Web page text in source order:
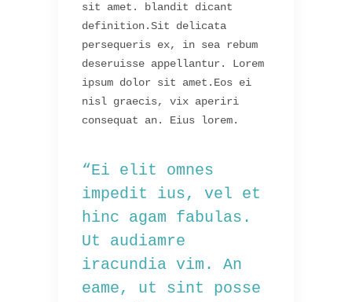
sit amet. blandit dicant
definition.Sit delicata
persequeris ex, in sea rebum
deseruisse appellantur. Lorem
ipsum dolor sit amet.Eos ei
nisl graecis, vix aperiri
consequat an. Eius lorem.
“Ei elit omnes
impedit ius, vel et
hinc agam fabulas.
Ut audiamre
iracundia vim. An
eame, ut sint posse